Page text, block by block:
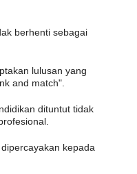
berhenti sebagai
lulusan yang
and match".
dituntut tidak
kepada